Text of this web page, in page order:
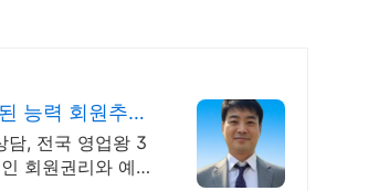
능력 회원추천
담, 전국 영업왕 3
회원권리와 예